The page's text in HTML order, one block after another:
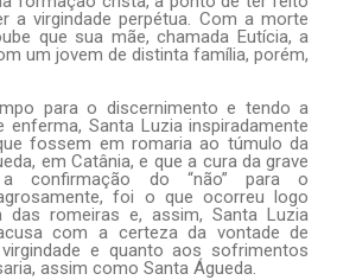
a virgindade perpétua. Com a morte
que sua mãe, chamada Eutícia, a
um jovem de distinta família, porém,
para o discernimento e tendo a
enferma, Santa Luzia inspiradamente
fossem em romaria ao túmulo da
em Catânia, e que a cura da grave
confirmação do “não” para o
foi o que ocorreu logo
das romeiras e, assim, Santa Luzia
com a certeza da vontade de
e quanto aos sofrimentos
assim como Santa Águeda.